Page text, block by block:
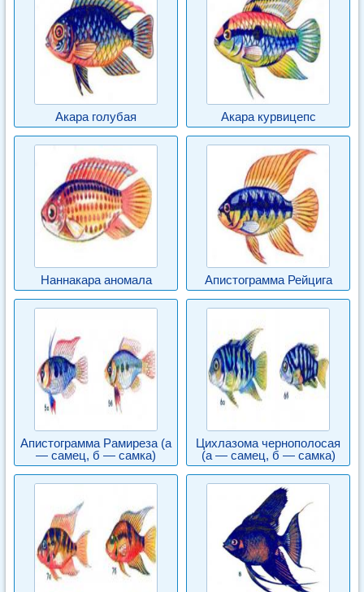
Акара голубая Акара курвицепс
Наннакара аномала Апистограмма Рейцига
Апистограмма Рамиреза (а
— самец, б — самка)
Цихлазома чернополосая
(а — самец, б — самка)